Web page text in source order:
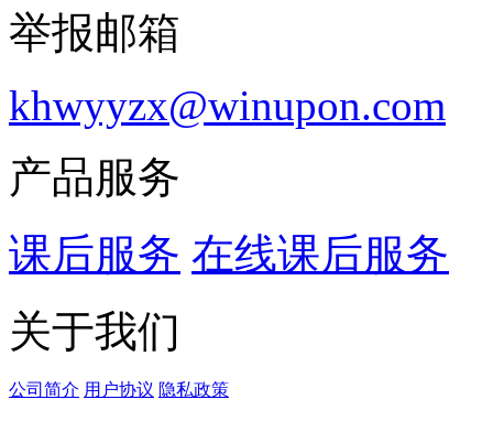
举报邮箱
khwyyzx@winupon.com
产品服务
课后服务 在线课后服务
关于我们
公司简介 用户协议 隐私政策